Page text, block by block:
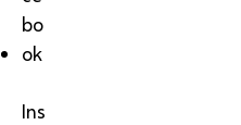
bo
ok
Ins